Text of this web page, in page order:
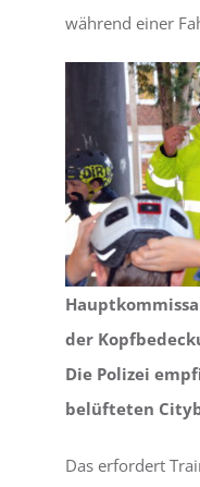
während einer
der
Die Polizei
belüfteten
Das erfordert